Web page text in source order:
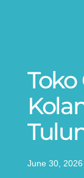
June 30, 2026